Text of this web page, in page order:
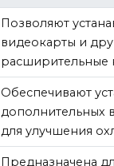
Позволяют
видеокарты и
расширительные
Обеспечивают
дополнительных
для улучшения
Предназначена